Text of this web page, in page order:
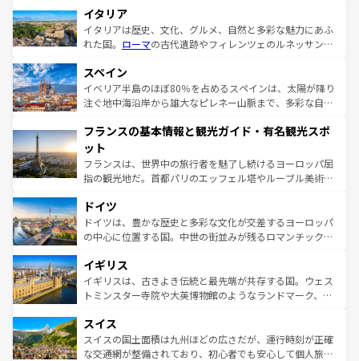
イタリア
イタリアは歴史、文化、グルメ、自然と多彩な魅力にあふ
れた国。 ローマの古代遺跡やフィレンツェのルネッサンス
ろん、トスカーナの美しい田園風景やアマルフィ海岸の絶
景など、自然景観も見逃せない。観光の合間には、本場の
ピザやパスタなど、絶品のイタリア料理を堪能することも
ませてくれるイタリアで、忘れられない旅をしてみよう！
なお、新着のイタリア情報は
しい。
スペイン
イベリア半島のほぼ80％を占めるスペインは、太陽が降り
注ぐ地中海沿岸から雄大なピレネー山脈まで、多彩な自然
文化が根付くこの国では、情熱的なフラメンコ、熱気あふ
れる闘牛、そして美味しいタパスが生活の一部となってい
る。首都マドリードの洗練された雰囲気や、バルセロナの
アートに溢れた街角から、地方では古代ローマ遺跡や中世
せる。地方によって風土や気候が異なるスペインはその個
性で訪れる人を魅了する。 なお、新着のスペイン情報は コ
ンテンツ一覧を参照してほしい。
フランスの基本情報と観光ガイド・有名観光スポ
ット
フランスは、世界中の旅行者を魅了し続けるヨーロッパ屈
指の観光地だ。首都パリのエッフェル塔やルーブル美術館
で、幅広い魅力が詰まっている。華麗な宮殿、歴史的な大
聖堂、美しいビーチ、そして豊かな自然が、訪れる者を心
から魅了する。また、フランスは美食の国としても知ら
いる。シャンパンの発祥地であるランス、プロヴァンスの
香り高いラベンダー畑など、多彩な楽しみ方が可能だ。さ
らに、パリ以外の地域にも魅力が溢れており、どの街角に
れる地方に足を運ぶとそれぞれで全く異なる文化を体験で
きるだろう。 なお、新着のフランス情報はコンテンツ一覧
を参照してほしい。
ドイツ
ドイツは、豊かな歴史と多彩な文化が交差するヨーロッパ
の中心に位置する国。中世の街並みが残るロマンチック街
顔を持つこの国は、どこを歩いても飽きることがない。ベ
ルリンの文化的活気、バイエルン州のアルプスの絶景、そ
してライン川沿いのワイン畑といった風景は必見。ビール
は、お酒好きな人にはぜひ体験してほしい。 なお、新着の
ドイツ情報はコンテンツ一覧を参照してほしい。
イギリス
イギリスは、古きよき伝統と最先端が共存する国。ウェス
トミンスター寺院や大英博物館のようなランドマーク、歴
リアごとに異なる魅力がある。また、優雅なアフタヌーン
ティー、ビール好きにはたまらない英国パブ、サッカー観
戦など、本場だからこそできる体験も豊富。イギリスを旅
スイス
スイスの国土面積は九州ほどの広さだが、運行時刻が正確
な交通網が整備されており、初心者でも安心して個人旅行